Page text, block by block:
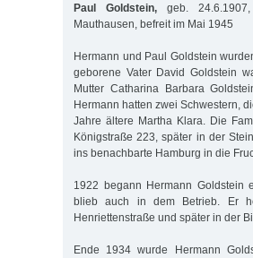
Paul Goldstein,geb. 24.6.1907,
Mauthausen, befreit im Mai 1945
Hermann und Paul Goldstein
geborene Vater David Goldstein
Mutter Catharina Barbara
Hermann hatten zwei Schwestern,
Jahre ältere Martha Klara. Die
Königstraße 223, später in der
ins benachbarte Hamburg in die
1922 begann Hermann Goldstein
blieb auch in dem Betrieb. Er
Henriettenstraße und später in der
Ende 1934 wurde Hermann